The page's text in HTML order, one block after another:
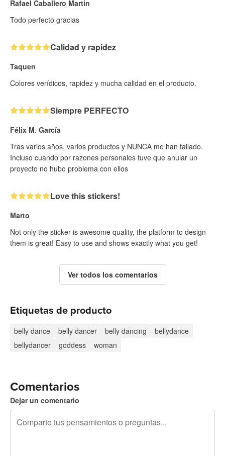
Rafael Caballero Martin
Todo perfecto gracias
Calidad y rapidez
Taquen
Colores verídicos, rapidez y mucha calidad en el producto.
Siempre PERFECTO
Félix M. García
Tras varios años, varios productos y NUNCA me han fallado.
Incluso cuando por razones personales tuve que anular un
proyecto no hubo problema con ellos
Love this stickers!
Marto
Not only the sticker is awesome quality, the platform to design
them is great! Easy to use and shows exactly what you get!
Ver todos los comentarios
Etiquetas de producto
belly dance belly dancer belly dancing
bellydance
bellydancer
goddess woman
Comentarios
Dejar un comentario